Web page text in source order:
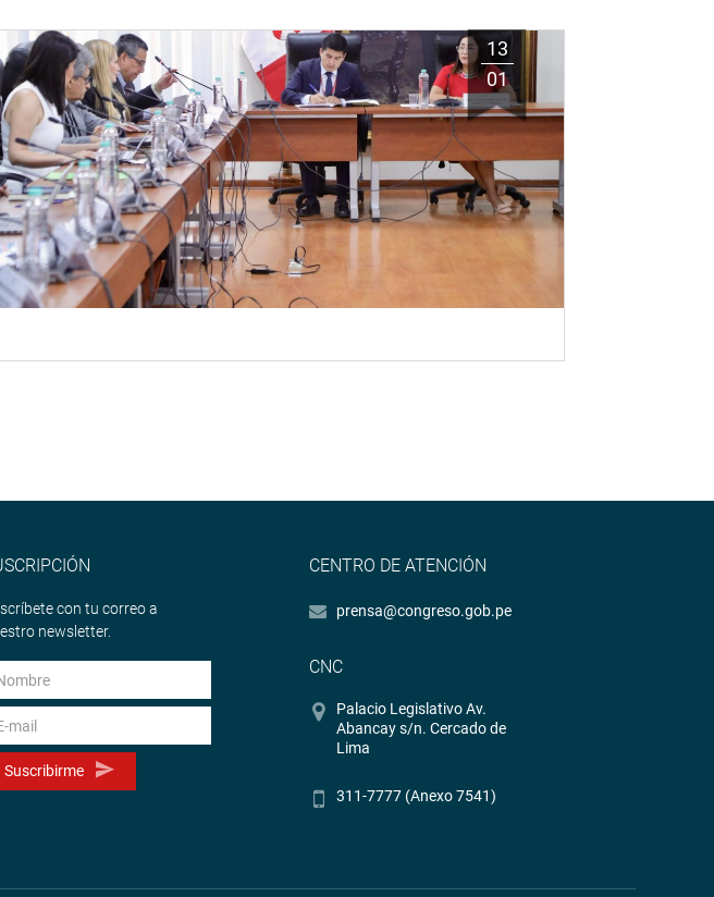
13
01
con tu correo a
newsletter.
Suscribirme
CENTRO DE ATENCIÓN
prensa@congreso.gob.pe
CNC
Palacio Legislativo Av.
Abancay s/n. Cercado de
Lima
311-7777 (Anexo 7541)